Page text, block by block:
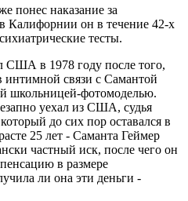
понес наказание за
Калифорнии он в течение 42-х
тесты.
США в 1978 году после того,
связи с Самантой
школьницей-фотомоделью.
уехал из США, судья
до сих пор оставался в
25 лет - Саманта Геймер
частный иск, после чего он
в размере
ли она эти деньги -